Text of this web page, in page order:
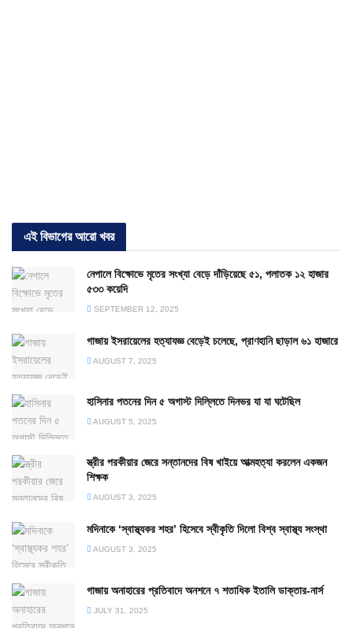
এই বিভাগের আরো খবর
নেপালে বিক্ষোভে মৃতের সংখ্যা বেড়ে দাঁড়িয়েছে ৫১, পলাতক ১২ হাজার
৫৩৩ কয়েদি
SEPTEMBER 12, 2025
গাজায় ইসরায়েলের হত্যাযজ্ঞ বেড়েই চলেছে, প্রাণহানি ছাড়াল ৬১ হাজারে
AUGUST 7, 2025
হাসিনার পতনের দিন ৫ অগাস্ট দিল্লিতে দিনভর যা যা ঘটেছিল
AUGUST 5, 2025
স্ত্রীর পরকীয়ার জেরে সন্তানদের বিষ খাইয়ে আত্মহত্যা করলেন একজন
শিক্ষক
AUGUST 3, 2025
মদিনাকে ‘স্বাস্থ্যকর শহর’ হিসেবে স্বীকৃতি দিলো বিশ্ব স্বাস্থ্য সংস্থা
AUGUST 3, 2025
গাজায় অনাহারের প্রতিবাদে অনশনে ৭ শতাধিক ইতালি ডাক্তার-নার্স
JULY 31, 2025